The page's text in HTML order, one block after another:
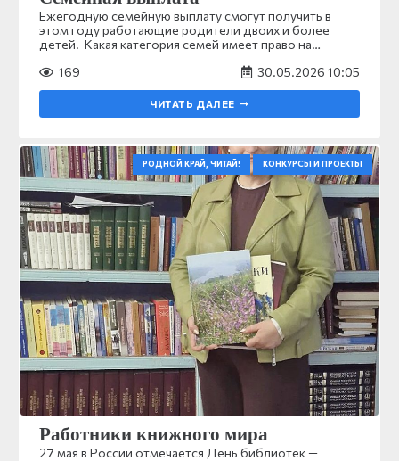
Ежегодную семейную выплату смогут получить в
этом году работающие родители двоих и более
детей. Какая категория семей имеет право на…
169
30.05.2026 10:05
ЧИТАТЬ ДАЛЕЕ
РОДНОЙ КРАЙ, ЧИТАЙ! КОНКУРСЫ И ПРОЕКТЫ
Работники книжного мира
27 мая в России отмечается День библиотек —